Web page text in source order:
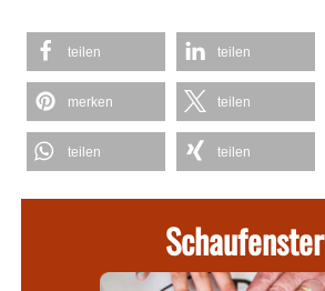
teilen teilen
merken teilen
teilen teilen
Schaufenster